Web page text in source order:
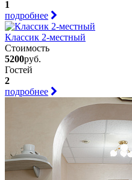
1
подробнее
Классик 2-местный
Стоимость
5200руб.
Гостей
2
подробнее